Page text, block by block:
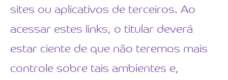
sites ou aplicativos de terceiros. Ao
acessar estes links, o titular deverá
estar ciente de que não teremos mais
controle sobre tais ambientes e,